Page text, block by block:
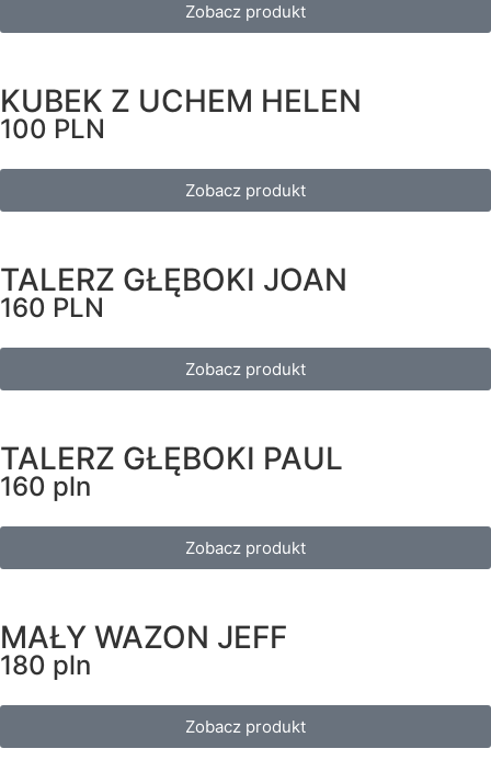
Zobacz produkt
KUBEK Z UCHEM HELEN
100 PLN
Zobacz produkt
TALERZ GŁĘBOKI JOAN
160 PLN
Zobacz produkt
TALERZ GŁĘBOKI PAUL
160 pln
Zobacz produkt
MAŁY WAZON JEFF
180 pln
Zobacz produkt